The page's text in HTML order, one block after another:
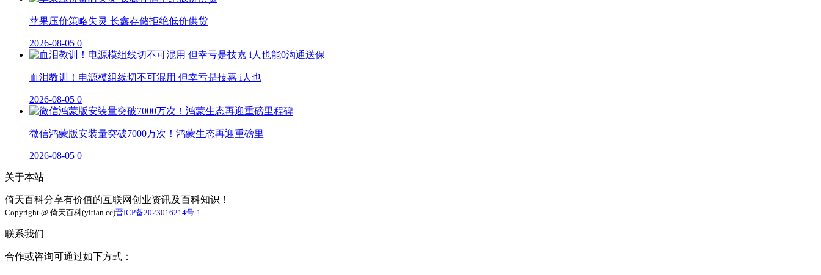
苹果压价策略失灵 长鑫存储拒绝低价供货
2026-08-05 0
血泪教训！电源模组线切不可混用 但幸亏是技嘉 i人也
2026-08-05 0
微信鸿蒙版安装量突破7000万次！鸿蒙生态再迎重磅里
2026-08-05 0
关于本站
倚天百科分享有价值的互联网创业资讯及百科知识！
Copyright @ 倚天百科(yitian.cc)晋ICP备2023016214号-1
联系我们
合作或咨询可通过如下方式：